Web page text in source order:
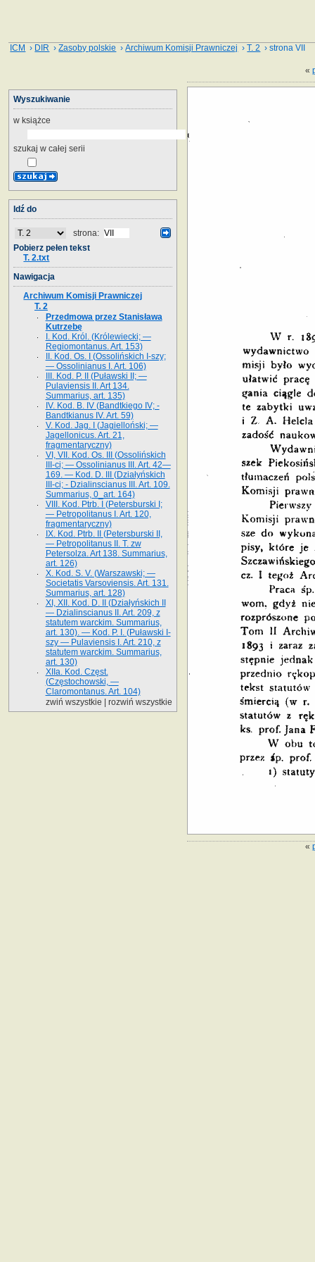
ICM › DIR ›Zasoby polskie ›Archiwum Komisji Prawniczej ›T. 2 › strona VII
«
«
Wyszukiwanie
w książce
szukaj w całej serii
Idź do
strona:
Pobierz pełen tekst
T. 2.txt
Nawigacja
Archiwum Komisji Prawniczej
T. 2
Przedmowa przez Stanisława
Kutrzebę
I. Kod. Król. (Królewiecki; —
Regiomontanus. Art. 153)
II. Kod. Os. I (Ossolińskich I-szy;
— Ossolinianus I. Art. 106)
III. Kod. P. II (Puławski II; —
Pulaviensis II. Art 134.
Summarius, art. 135)
IV. Kod. B. IV (Bandtkiego IV; -
Bandtkianus IV. Art. 59)
V. Kod. Jag. I (Jagielloński; —
Jagellonicus. Art. 21,
fragmentaryczny)
VI, VII. Kod. Os. III (Ossolińskich
III-ci; — Ossolinianus III. Art. 42—
169. — Kod. D. III (Działyńskich
III-ci; - Dzialinscianus III. Art. 109.
Summarius, 0_art. 164)
VIII. Kod. Ptrb. I (Petersburski I;
— Petropolitanus I. Art. 120,
fragmentaryczny)
IX. Kod. Ptrb. II (Petersburski II,
— Petropolitanus II. T. zw
Petersolza. Art 138. Summarius,
art. 126)
X. Kod. S. V. (Warszawski; —
Societatis Varsoviensis. Art. 131.
Summarius, art. 128)
XI, XII. Kod. D. II (Działyńskich II
— Dzialinscianus II. Art. 209, z
statutem warckim. Summarius,
art. 130). — Kod. P. I. (Puławski I-
szy — Pulaviensis I. Art. 210, z
statutem warckim. Summarius,
art. 130)
XIIa. Kod. Częst.
(Częstochowski, —
Claromontanus. Art. 104)
zwiń wszystkie
rozwiń wszystkie